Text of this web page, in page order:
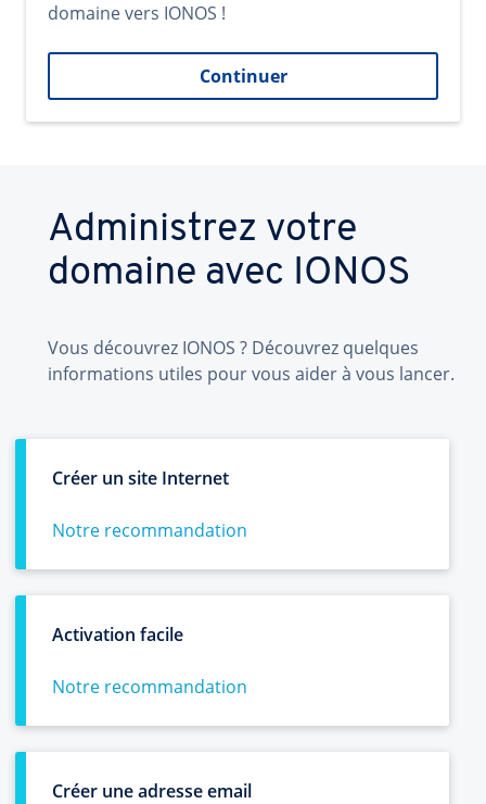
domaine vers IONOS !
Continuer
Administrez votre
domaine avec IONOS
Vous découvrez IONOS ? Découvrez quelques
informations utiles pour vous aider à vous lancer.
Créer un site Internet
Notre recommandation
Activation facile
Notre recommandation
Créer une adresse email